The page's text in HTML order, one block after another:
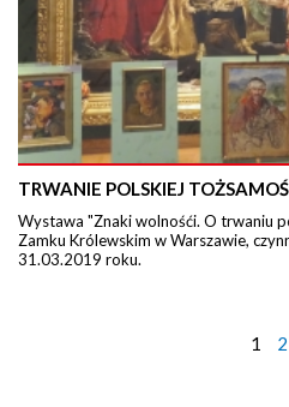
TRWANIE POLSKIEJ
Wystawa "Znaki wolnośći. O trwaniu
Zamku Królewskim w Warszawie,
31.03.2019 roku.
1 2